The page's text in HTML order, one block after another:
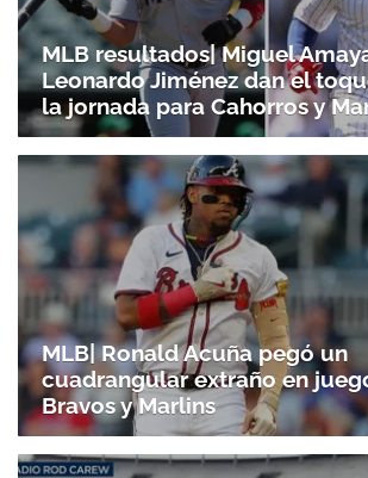
MLB resultados| Miguel
Leonardo Jiménez dan el
la jornada para Cahorros y
MLB| Ronald Acuña pegó un
cuadrangular extraño en
Bravos y Marlins